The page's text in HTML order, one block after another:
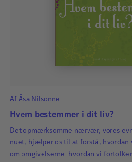
Af Åsa Nilsonne
Hvem bestemmer i dit liv?
Det opmærksomme nærvær, vores
nuet, hjælper os til at forstå, hvordan
om omgivelserne, hvordan vi